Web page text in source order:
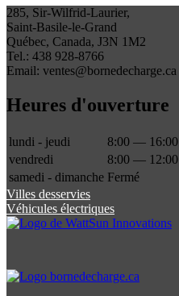
285, Sir-Wilfrid-Laurier,
Saint-Basile-le-Grand
Québec, Canada, J3N 1M2
Tel.: 438 928-8766
Email: ventes@bornedecharge.ca
Heures d'ouverture
lundi - jeudi
8:00 — 16:00
vendredi
8:00 — 12:00
samedi - dimanche Fermé
Villes desservies
Véhicules électriques